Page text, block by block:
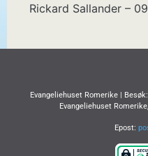
EMBED
Rickard Sallander –
Evangeliehuset Romerike |
Evangeliehuset
Epost: